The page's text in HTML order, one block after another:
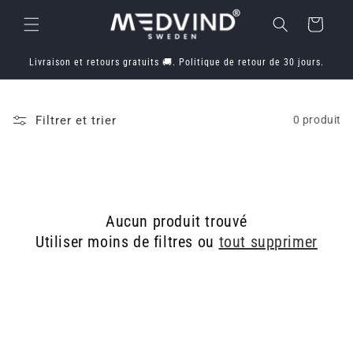
passer
au
Panier
Livraison et retours gratuits 🚚. Politique de retour de 30 jours.
Filtrer et trier 0 produit
Aucun produit trouvé
Utiliser moins de filtres ou tout supprimer